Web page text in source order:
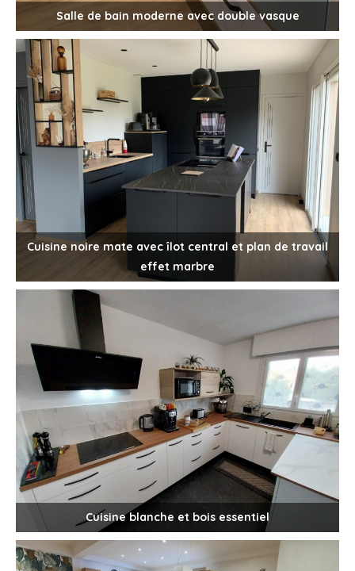
Salle de bain moderne avec double vasque
Cuisine noire mate avec îlot central et plan de travail
effet marbre
Cuisine blanche et bois essentiel